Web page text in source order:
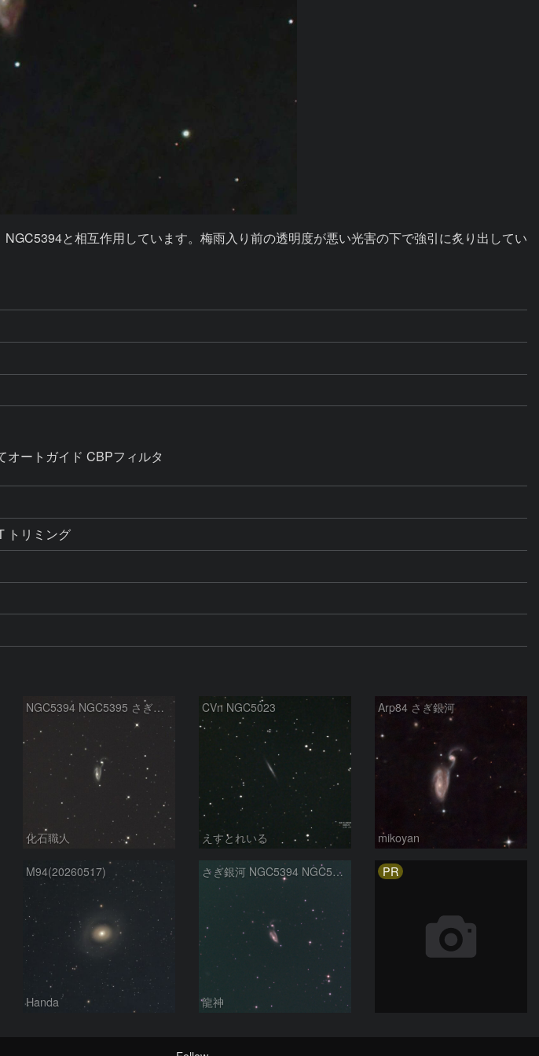
と相互作用しています。梅雨入り前の透明度が悪い光害の下で強引に炙り出してい
オートガイド CBPフィルタ
トリミング
NGC5394 NGC5395 さぎ銀河 りょうけん座
化石職人
CVn NGC5023
えすとれいる
Arp84 さぎ銀河
mikoyan
M94(20260517)
Handa
さぎ銀河 NGC5394 NGC5395
龍神
PR